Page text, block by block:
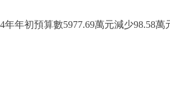
初預算數5977.69萬元減少98.58萬